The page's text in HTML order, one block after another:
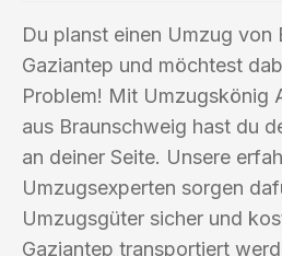
Du planst einen Umzug von
Gaziantep und möchtest
Problem! Mit Umzugskönig
aus Braunschweig hast du
an deiner Seite. Unsere
Umzugsexperten sorgen
Umzugsgüter sicher und
Gaziantep transportiert